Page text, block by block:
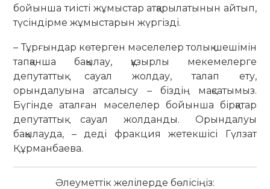
бойынша тиісті жұмыстар атқарылатынын айтып,
түсіндірме жұмыстарын жүргізді.
– Тұрғындар көтерген мәселелер толық шешімін
тапқанша бақылау, құзырлы мекемелерге
депутаттық сауал жолдау, талап ету,
орындалуына атсалысу – біздің мақсатымыз.
Бүгінде аталған мәселелер бойынша бірқатар
депутаттық сауал жолданды. Орындалуы
бақылауда, – деді фракция жетекшісі Гүлзат
Құрманбаева.
Әлеуметтік желілерде бөлісіңіз: